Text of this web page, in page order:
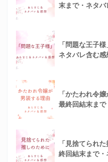
末まで・ネタバ
「問題な王子
ネタバレ含む感
「かたわれ令
最終回結末ま
「見捨てられ
終回結末まで